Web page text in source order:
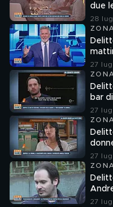
due
28
27
bar
27
27
27